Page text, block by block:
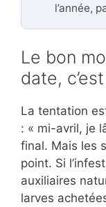
l’année,
Le bon
date,
La tentation
: « mi-avril, je
final. Mais les
point. Si
auxiliaires
larves